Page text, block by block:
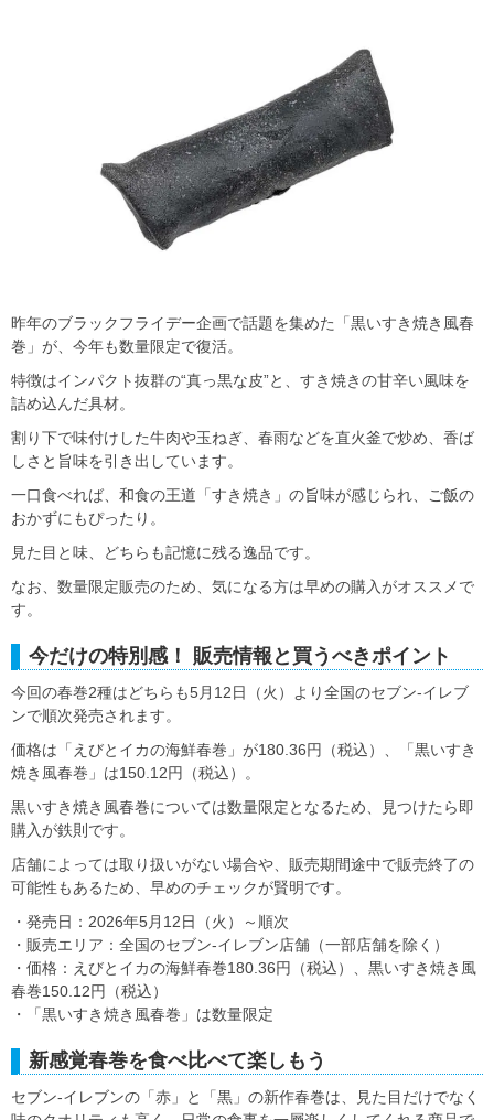
昨年のブラックフライデー企画で話題を集めた「黒いすき焼き風春
巻」が、今年も数量限定で復活。
特徴はインパクト抜群の“真っ黒な皮”と、すき焼きの甘辛い風味を
詰め込んだ具材。
割り下で味付けした牛肉や玉ねぎ、春雨などを直火釜で炒め、香ば
しさと旨味を引き出しています。
一口食べれば、和食の王道「すき焼き」の旨味が感じられ、ご飯の
おかずにもぴったり。
見た目と味、どちらも記憶に残る逸品です。
なお、数量限定販売のため、気になる方は早めの購入がオススメで
す。
今だけの特別感！ 販売情報と買うべきポイント
今回の春巻2種はどちらも5月12日（火）より全国のセブン‐イレブ
ンで順次発売されます。
価格は「えびとイカの海鮮春巻」が180.36円（税込）、「黒いすき
焼き風春巻」は150.12円（税込）。
黒いすき焼き風春巻については数量限定となるため、見つけたら即
購入が鉄則です。
店舗によっては取り扱いがない場合や、販売期間途中で販売終了の
可能性もあるため、早めのチェックが賢明です。
・発売日：2026年5月12日（火）～順次
・販売エリア：全国のセブン‐イレブン店舗（一部店舗を除く）
・価格：えびとイカの海鮮春巻180.36円（税込）、黒いすき焼き風
春巻150.12円（税込）
・「黒いすき焼き風春巻」は数量限定
新感覚春巻を食べ比べて楽しもう
セブン‐イレブンの「赤」と「黒」の新作春巻は、見た目だけでなく